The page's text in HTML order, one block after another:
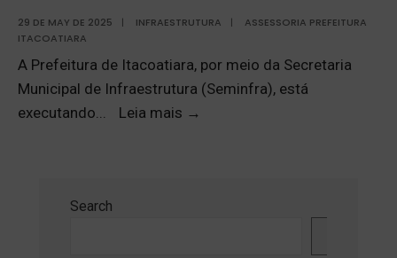
29 DE MAY DE 2025 | INFRAESTRUTURA |
ASSESSORIA PREFEITURA
ITACOATIARA
A Prefeitura de Itacoatiara, por meio da Secretaria
Municipal de Infraestrutura (Seminfra), está
executando... Leia mais →
Search